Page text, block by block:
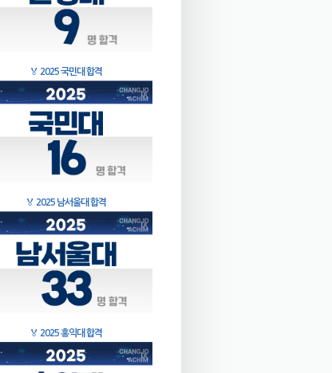
🏅 2025 국민대 합격
🏅 2025 남서울대 합격
🏅 2025 홍익대 합격